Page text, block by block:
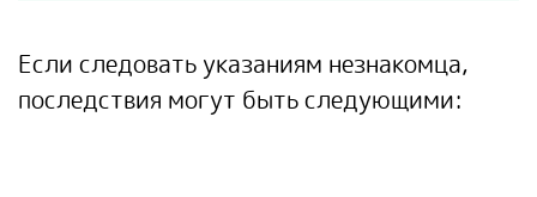
Если следовать указаниям незнакомца,
последствия могут быть следующими: